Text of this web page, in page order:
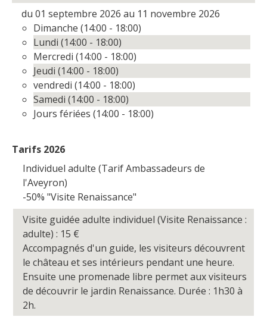
du 01 septembre 2026 au 11 novembre 2026
Dimanche (14:00 - 18:00)
Lundi (14:00 - 18:00)
Mercredi (14:00 - 18:00)
Jeudi (14:00 - 18:00)
vendredi (14:00 - 18:00)
Samedi (14:00 - 18:00)
Jours fériées (14:00 - 18:00)
Tarifs 2026
Individuel adulte (Tarif Ambassadeurs de
l'Aveyron)
-50% "Visite Renaissance"
Visite guidée adulte individuel (Visite Renaissance :
adulte) : 15 €
Accompagnés d'un guide, les visiteurs découvrent
le château et ses intérieurs pendant une heure.
Ensuite une promenade libre permet aux visiteurs
de découvrir le jardin Renaissance. Durée : 1h30 à
2h.